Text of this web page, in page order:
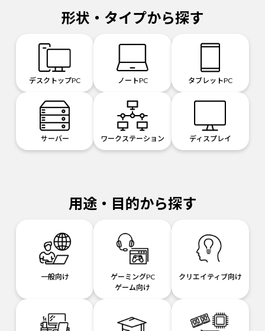
形状・タイプから探す
デスクトップPC ノートPC タブレットPC
サーバー ワークステーション ディスプレイ
用途・目的から探す
一般向け
ゲーミングPC
ゲーム向け
クリエイティブ向け